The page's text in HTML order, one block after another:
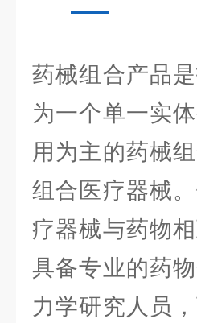
药械组合产品
为一个单一实
用为主的药械
组合医疗器械
疗器械与药物
具备专业的药
力学研究人员